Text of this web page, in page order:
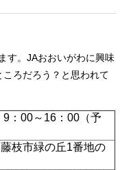
す。JAおおいがわに興味
ろだろう？と思われて
：00～16：00（予
枝市緑の丘1番地の